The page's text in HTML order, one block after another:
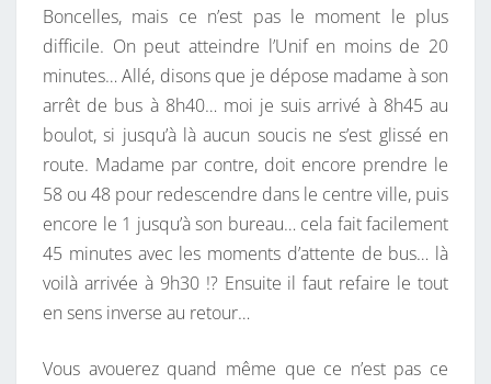
Boncelles, mais ce n’est pas le moment le plus
difficile. On peut atteindre l’Unif en moins de 20
minutes… Allé, disons que je dépose madame à son
arrêt de bus à 8h40… moi je suis arrivé à 8h45 au
boulot, si jusqu’à là aucun soucis ne s’est glissé en
route. Madame par contre, doit encore prendre le
58 ou 48 pour redescendre dans le centre ville, puis
encore le 1 jusqu’à son bureau… cela fait facilement
45 minutes avec les moments d’attente de bus… là
voilà arrivée à 9h30 !? Ensuite il faut refaire le tout
en sens inverse au retour…
Vous avouerez quand même que ce n’est pas ce